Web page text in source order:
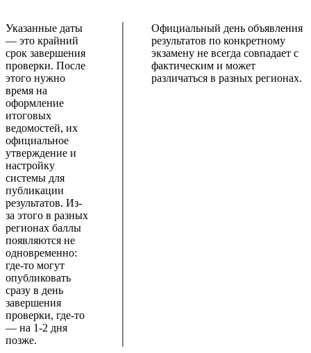
Указанные даты
— это крайний
срок завершения
проверки. После
этого нужно
время на
оформление
итоговых
ведомостей, их
официальное
утверждение и
настройку
системы для
публикации
результатов. Из-
за этого в разных
регионах баллы
появляются не
одновременно:
где-то могут
опубликовать
сразу в день
завершения
проверки, где-то
— на 1-2 дня
позже.
Официальный день объявления
результатов по конкретному
экзамену не всегда совпадает с
фактическим и может
различаться в разных регионах.